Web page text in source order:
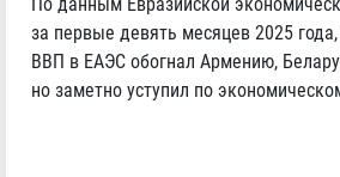
за первые девять месяцев 2025
ВВП в ЕАЭС обогнал Армению,
но заметно уступил по